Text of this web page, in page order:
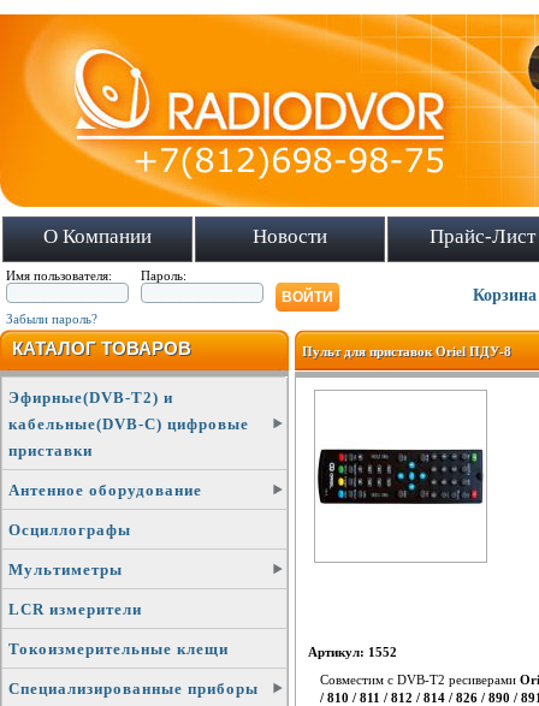
О Компании Новости Прайс-Лист
Имя пользователя: Пароль:
Забыли пароль?
Корзина
КАТАЛОГ ТОВАРОВ
Эфирные(DVB-T2) и
кабельные(DVB-C) цифровые
приставки
Антенное оборудование
Осциллографы
Мультиметры
LCR измерители
Токоизмерительные клещи
Специализированные приборы
Пульт для приставок Oriel ПДУ-8
Артикул: 1552
Совместим с DVB-T2 ресиверами
/ 810 / 811 / 812 / 814 / 826 / 890 /